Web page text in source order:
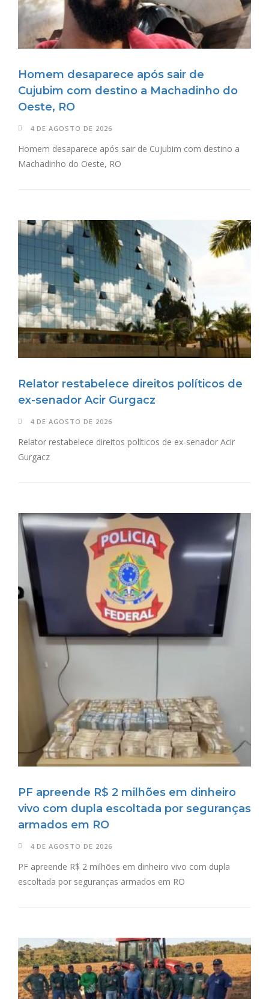
Homem desaparece após sair de
Cujubim com destino a Machadinho do
Oeste, RO
4 DE AGOSTO DE 2026
Homem desaparece após sair de Cujubim com destino a
Machadinho do Oeste, RO
Relator restabelece direitos políticos de
ex-senador Acir Gurgacz
4 DE AGOSTO DE 2026
Relator restabelece direitos políticos de ex-senador Acir
Gurgacz
PF apreende R$ 2 milhões em dinheiro
vivo com dupla escoltada por seguranças
armados em RO
4 DE AGOSTO DE 2026
PF apreende R$ 2 milhões em dinheiro vivo com dupla
escoltada por seguranças armados em RO